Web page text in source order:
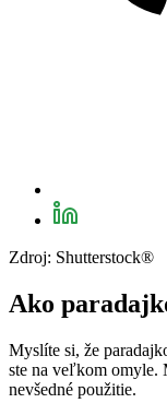
Zdroj: Shutterstock®
Ako
Myslíte si, že
ste na veľkom omyle.
nevšedné použitie.